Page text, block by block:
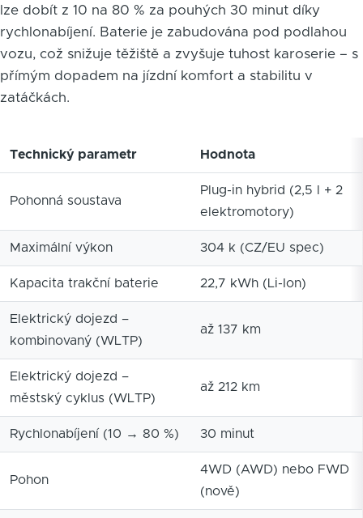
lze dobít z 10 na 80 % za pouhých 30 minut díky
rychlonabíjení. Baterie je zabudována pod podlahou
vozu, což snižuje těžiště a zvyšuje tuhost karoserie – s
přímým dopadem na jízdní komfort a stabilitu v
zatáčkách.
Technický parametr Hodnota
Pohonná soustava
Plug-in hybrid (2,5 l + 2
elektromotory)
Maximální výkon 304 k (CZ/EU spec)
Kapacita trakční baterie 22,7 kWh (Li-Ion)
Elektrický dojezd –
kombinovaný (WLTP)
až 137 km
Elektrický dojezd –
městský cyklus (WLTP)
až 212 km
Rychlonabíjení (10 → 80 %) 30 minut
Pohon
4WD (AWD) nebo FWD
(nově)